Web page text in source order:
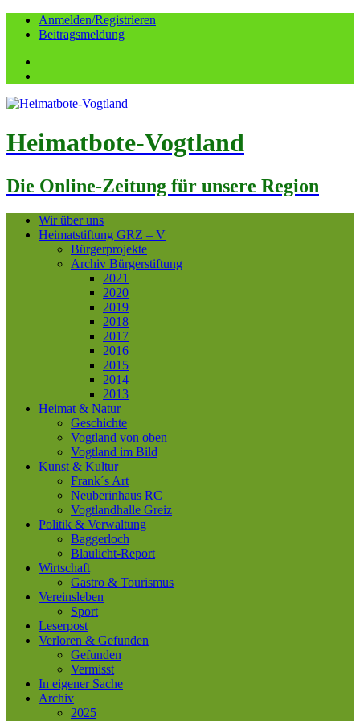
Anmelden/Registrieren
Beitragsmeldung
Heimatbote-Vogtland
Die Online-Zeitung für unsere Region
Wir über uns
Heimatstiftung GRZ – V
Bürgerprojekte
Archiv Bürgerstiftung
2021
2020
2019
2018
2017
2016
2015
2014
2013
Heimat & Natur
Geschichte
Vogtland von oben
Vogtland im Bild
Kunst & Kultur
Frank´s Art
Neuberinhaus RC
Vogtlandhalle Greiz
Politik & Verwaltung
Baggerloch
Blaulicht-Report
Wirtschaft
Gastro & Tourismus
Vereinsleben
Sport
Leserpost
Verloren & Gefunden
Gefunden
Vermisst
In eigener Sache
Archiv
2025